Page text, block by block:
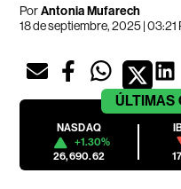
PorAntonia Mufarech
18 de septiembre, 2025 | 03:21
ÚLTIMAS
NASDAQ
+1.30%
26,690.62